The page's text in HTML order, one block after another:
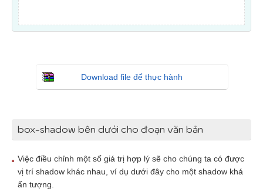
Download file để thực hành
box-shadow bên dưới cho đoạn văn bản
Việc điều chỉnh một số giá trị hợp lý sẽ cho chúng ta có được
vị trí shadow khác nhau, ví dụ dưới đây cho một shadow khá
ấn tượng.